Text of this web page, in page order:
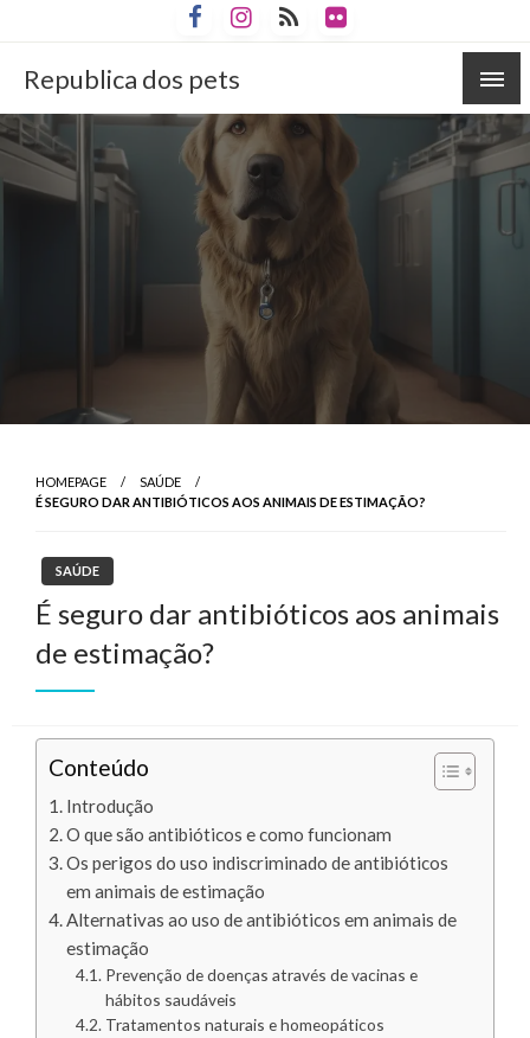
to
contentRepublica dos pets
HOMEPAGE
SAÚDE
É SEGURO DAR ANTIBIÓTICOS AOS ANIMAIS DE ESTIMAÇÃO?
SAÚDE
É seguro dar antibióticos aos animais
de estimação?
Conteúdo
Introdução
O que são antibióticos e como funcionam
Os perigos do uso indiscriminado de antibióticos
em animais de estimação
Alternativas ao uso de antibióticos em animais de
estimação
Prevenção de doenças através de vacinas e
hábitos saudáveis
Tratamentos naturais e homeopáticos